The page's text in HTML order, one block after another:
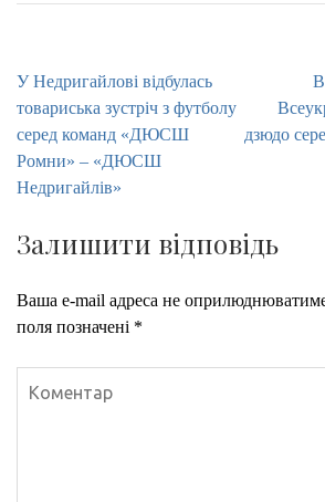
Навігація
записів
У Недригайлові відбулась
товариська зустріч з футболу
серед команд «ДЮСШ
Ромни» – «ДЮСШ
Недригайлів»
В
дзюдо
Залишити відповідь
Ваша e-mail адреса не
поля позначені *